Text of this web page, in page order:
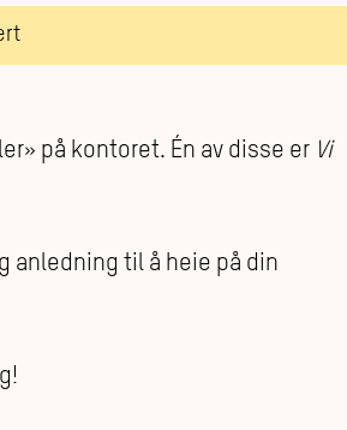
på kontoret. Én av disse er Vi
anledning til å heie på din